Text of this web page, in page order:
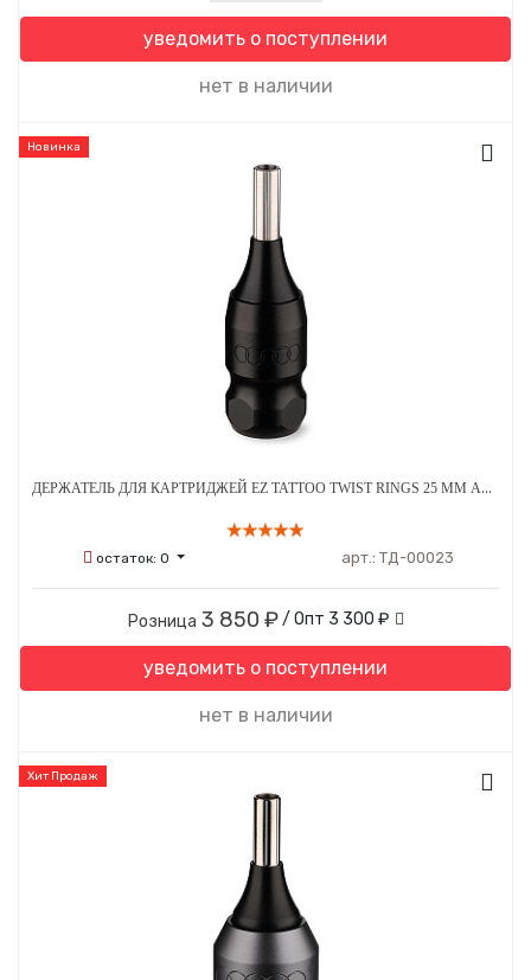
уведомить о поступлении
нет в наличии
Новинка
ДЕРЖАТЕЛЬ ДЛЯ КАРТРИДЖЕЙ EZ TATTOO TWIST RINGS 25 ММ АЛЮМИНИЕВЫЙ ЧЕРНЫЙ
остаток: 0 арт.: ТД-00023
Розница 3 850 ₽ / Опт 3 300 ₽
уведомить о поступлении
нет в наличии
Хит Продаж